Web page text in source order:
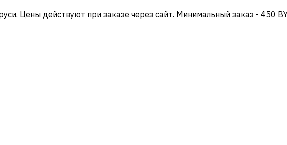
Цены действуют при заказе через сайт. Минимальный заказ - 450